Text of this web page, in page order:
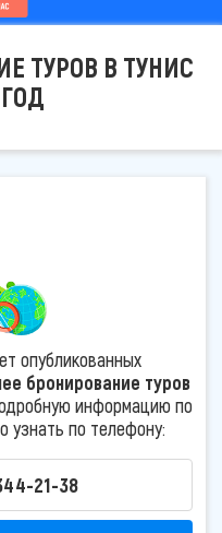
ТУРОВ В ТУНИС
опубликованных
бронирование туров
информацию по
узнать по телефону:
21-38